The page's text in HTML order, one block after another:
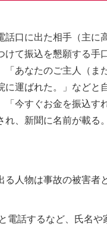
口に出た相手（主に
て振込を懇願する手
あなたのご主人（ま
運ばれた。」などと
今すぐお金を振込す
れ、新聞に名前が載る
人物は事故の被害者
話するなど、氏名や